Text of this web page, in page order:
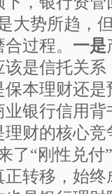
大势所趋，
过程。 一是
该是信托关
保本理财还
银行信用
财的核心竞
了“刚性兑
正转移，始